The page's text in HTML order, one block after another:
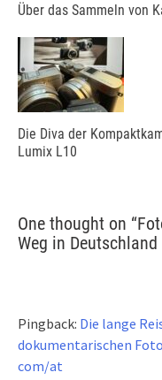
Über das Sammeln von
Die Diva der
Lumix L10
One thought on “
Weg in
Pingback: Die lange
dokumentarischen
com/at